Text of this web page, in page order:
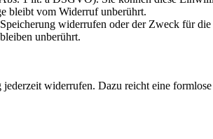
bleibt vom Widerruf unberührt.
widerrufen oder der Zweck für
unberührt.
widerrufen. Dazu reicht eine